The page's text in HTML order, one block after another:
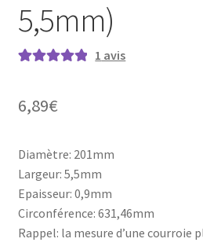
5,5mm)
notation
1 avis
6,89€
Diamètre: 201mm
Largeur: 5,5mm
Epaisseur: 0,9mm
Circonférence: 631,46mm
Rappel: la mesure d’une courroie